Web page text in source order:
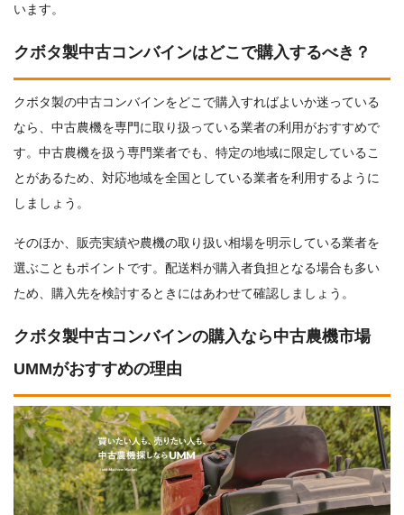
います。
クボタ製中古コンバインはどこで購入するべき？
クボタ製の中古コンバインをどこで購入すればよいか迷っている
なら、中古農機を専門に取り扱っている業者の利用がおすすめで
す。中古農機を扱う専門業者でも、特定の地域に限定しているこ
とがあるため、対応地域を全国としている業者を利用するように
しましょう。
そのほか、販売実績や農機の取り扱い相場を明示している業者を
選ぶこともポイントです。配送料が購入者負担となる場合も多い
ため、購入先を検討するときにはあわせて確認しましょう。
クボタ製中古コンバインの購入なら中古農機市場
UMMがおすすめの理由